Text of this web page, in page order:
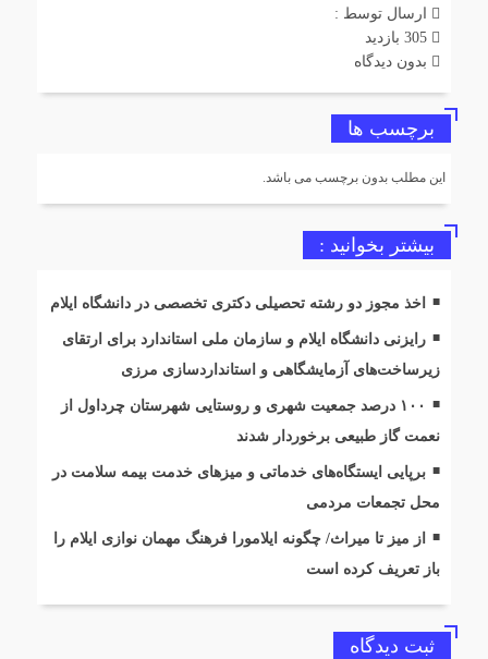
ارسال توسط :
بدون دیدگاه
برچسب ها
این مطلب بدون برچسب می باشد.
بیشتر بخوانید :
اخذ مجوز دو رشته تحصیلی دکتری تخصصی در دانشگاه ایلام
رایزنی دانشگاه ایلام و سازمان ملی استاندارد برای ارتقای
زیرساخت‌های آزمایشگاهی و استانداردسازی مرزی
۱۰۰ درصد جمعیت شهری و روستایی شهرستان چرداول از
نعمت گاز طبیعی برخوردار شدند
برپایی ایستگاه‌های خدماتی و میزهای خدمت بیمه سلامت در
محل تجمعات مردمی
از میز تا میراث/ چگونه ایلامورا فرهنگ مهمان نوازی ایلام را
باز تعریف کرده است
ثبت دیدگاه